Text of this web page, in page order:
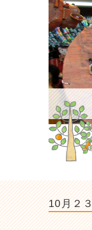
10月２